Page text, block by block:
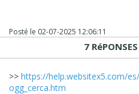
Posté le 02-07-2025 12:06:11
7 RéPONSES
>> https://help.websitex5.com/
ogg_cerca.htm